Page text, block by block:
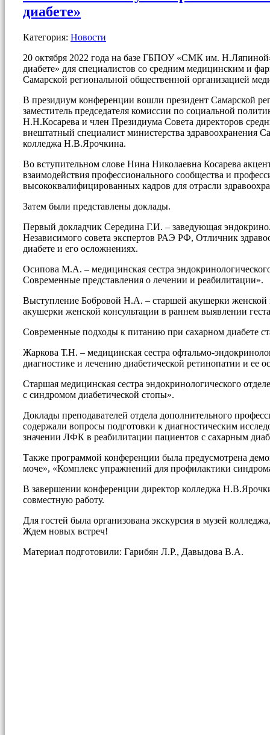
диабете»
Категория: Новости
20 октября 2022 года на базе ГБПОУ «СМК им. Н.Ляпиной»
диабете» для специалистов со средним медицинским и
Самарской региональной общественной организацией
В президиум конференции вошли президент Самарской
заместитель председателя комиссии по социальной
Н.Н.Косарева и член Президиума Совета директоров
внештатный специалист министерства здравоохранения
колледжа Н.В.Ярочкина.
Во вступительном слове Нина Николаевна Косарева
взаимодействия профессионального сообщества и
высококвалифицированных кадров для отрасли
Затем были представлены доклады.
Первый докладчик Середина Г.И. – заведующая
Независимого совета экспертов РАЭ РФ, Отличник
диабете и его осложнениях.
Осипова М.А. – медицинская сестра
Современные представления о лечении и реабилитации».
Выступление Бобровой Н.А. – старшей акушерки
акушерки женской консультации в раннем выявлении
Современные подходы к питанию при сахарном диабете
Жаркова Т.Н. – медицинская сестра офтальмо-
диагностике и лечению диабетической ретинопатии и ее
Старшая медицинская сестра эндокринологического
с синдромом диабетической стопы».
Доклады преподавателей отдела дополнительного
содержали вопросы подготовки к диагностическим
значении ЛФК в реабилитации пациентов с сахарным
Также программой конференции была предусмотрена
моче», «Комплекс упражнений для профилактики
В завершении конференции директор колледжа
совместную работу.
Для гостей была организована экскурсия в музей
Ждем новых встреч!
Материал подготовили: Гарибян Л.Р., Давыдова В.А.